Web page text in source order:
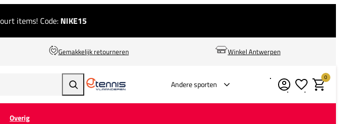
items! Code: NIKE15
Gemakkelijk retourneren Winkel Antwerpen
Zoeken Andere sporten Verlanglijstje
0
Overig